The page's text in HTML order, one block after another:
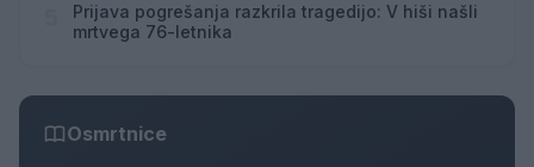
Prijava pogrešanja razkrila tragedijo: V hiši našli
mrtvega 76-letnika
Osmrtnice